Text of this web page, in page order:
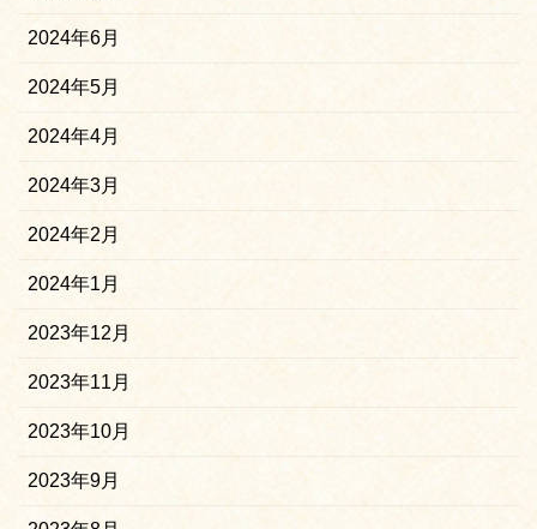
2024年6月
2024年5月
2024年4月
2024年3月
2024年2月
2024年1月
2023年12月
2023年11月
2023年10月
2023年9月